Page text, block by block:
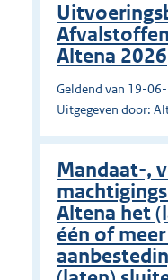
Altena 2026
Geldend van 19-
Uitgegeven door:
Mandaat-,
Altena het
één of